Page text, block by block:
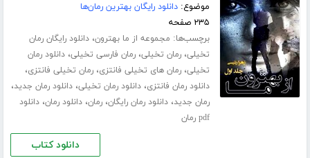
موضوع:دانلود رایگان بهترین رمان‌ها
۲۳۵ صفحه
برچسب‌ها: مجموعه از ما بهترون،دانلود رایگان رمان
تخیلی،رمان تخیلی،رمان فارسی تخیلی،دانلود رمان
تخیلی،رمان های تخیلی فانتزی،رمان تخیلی فانتزی،
دانلود رمان فانتزی،دانلود رمان تخیلی،دانلود رمان جدید،
رمان جدید،دانلود رمان رایگان،رمان،دانلود رمان،دانلود
pdf رمان
دانلود کتاب